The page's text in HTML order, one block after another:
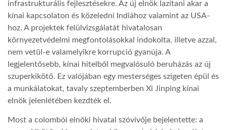
AFRIKA TUDÁSTÁR
LINKTR.EE
GLOBOZSARU
infrastrukturális fejlesztésekre. Az új elnök lazítani akar a
kínai kapcsolaton és közeledni Indiához valamint az USA-
hoz. A projektek felülvizsgálatát hivatalosan
környezetvédelmi megfontolásokkal indokolta, illetve azzal,
nem vetül-e valamelyikre korrupció gyanúja. A
legjelentősebb, kínai hitelből megvalósuló beruházás az új
szuperkikötő. Ez valójában egy mesterséges szigeten épül és
a munkálatokat, tavaly szeptemberben Xi Jinping kínai
elnök jelenlétében kezdték el.
Most a colombói elnöki hivatal szóvivője bejelentette: a